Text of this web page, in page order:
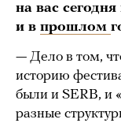
на вас
и в прошлом
— Дело в том,
историю
были и SERB, и
разные